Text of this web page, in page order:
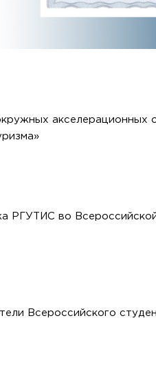
акселерационных
РГУТИС во
Всероссийского